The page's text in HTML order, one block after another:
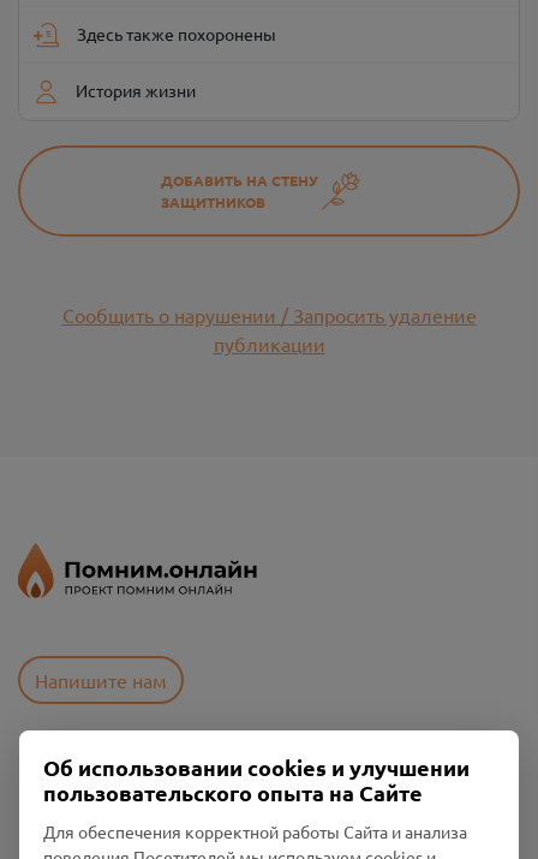
Здесь также похоронены
История жизни
ДОБАВИТЬ НА СТЕНУ
ЗАЩИТНИКОВ
Сообщить о нарушении / Запросить удаление
публикации
Напишите нам
Пользовательское соглашение
Политика конфиденциальности
Промо-материалы
Об использовании cookies и улучшении
пользовательского опыта на Сайте
Для обеспечения корректной работы Сайта и анализа